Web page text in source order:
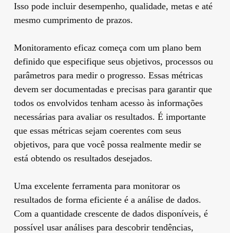
Isso pode incluir desempenho, qualidade, metas e até
mesmo cumprimento de prazos.
Monitoramento eficaz começa com um plano bem
definido que especifique seus objetivos, processos ou
parâmetros para medir o progresso. Essas métricas
devem ser documentadas e precisas para garantir que
todos os envolvidos tenham acesso às informações
necessárias para avaliar os resultados. É importante
que essas métricas sejam coerentes com seus
objetivos, para que você possa realmente medir se
está obtendo os resultados desejados.
Uma excelente ferramenta para monitorar os
resultados de forma eficiente é a análise de dados.
Com a quantidade crescente de dados disponíveis, é
possível usar análises para descobrir tendências,